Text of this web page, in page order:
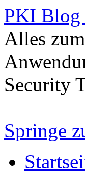
PKI Blog
Alles
Security
Springe